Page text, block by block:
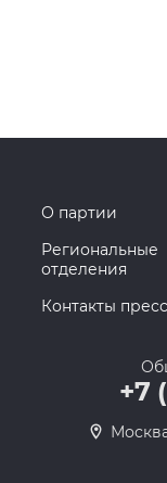
О партии
Региональные
отделения
Контакты
+7